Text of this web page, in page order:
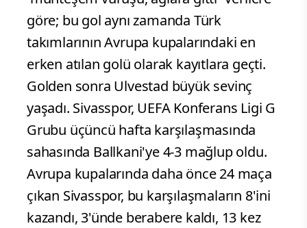
göre; bu gol aynı zamanda Türk
takımlarının Avrupa kupalarındaki en
erken atılan golü olarak kayıtlara geçti.
Golden sonra Ulvestad büyük sevinç
yaşadı. Sivasspor, UEFA Konferans Ligi G
Grubu üçüncü hafta karşılaşmasında
sahasında Ballkani'ye 4-3 mağlup oldu.
Avrupa kupalarında daha önce 24 maça
çıkan Sivasspor, bu karşılaşmaların 8'ini
kazandı, 3'ünde berabere kaldı, 13 kez